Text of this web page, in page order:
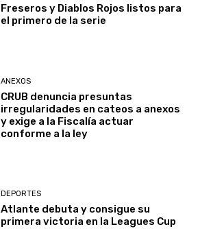
Freseros y Diablos Rojos listos para
el primero de la serie
ANEXOS
CRUB denuncia presuntas
irregularidades en cateos a anexos
y exige a la Fiscalía actuar
conforme a la ley
DEPORTES
Atlante debuta y consigue su
primera victoria en la Leagues Cup